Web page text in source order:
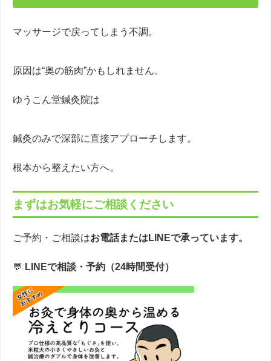
マッサージで戻ってしまう不調。
原因は“奥の筋肉”かもしれません。
ゆうこん堂鍼灸院は
鍼灸のみで深部に直接アプローチします。
根本から整えたい方へ。
まずはお気軽にご相談ください
ご予約・ご相談はお電話またはLINEで承っています。
💬 LINEで相談・予約（24時間受付）